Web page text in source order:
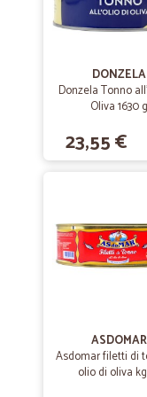
Tutto ottimo ma
—
perfetto
perfetto arrivata prima
Consegna veloce
Ottimo servizio,
dello stesso giorno
DONZELA
Donzela Tonno
Oliva 1630 g
23,55 €
ASDOMAR
Asdomar filetti di
olio di oliva